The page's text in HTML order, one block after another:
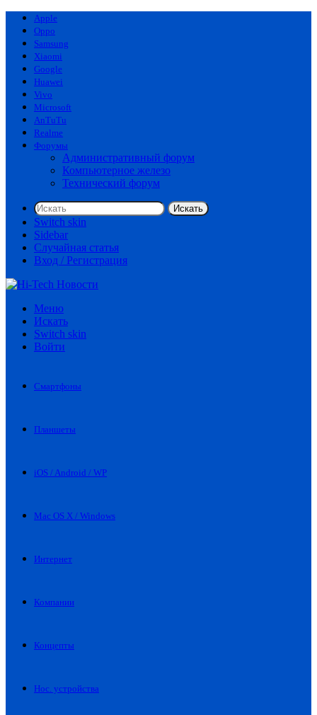
Apple
Oppo
Samsung
Xiaomi
Google
Huawei
Vivo
Microsoft
AnTuTu
Realme
Форумы
Административный форум
Компьютерное железо
Технический форум
Искать
Switch skin
Sidebar
Случайная статья
Вход / Регистрация
Меню
Искать
Switch skin
Войти
Смартфоны
Планшеты
iOS / Android / WP
Mac OS X / Windows
Интернет
Компании
Концепты
Нос. устройства